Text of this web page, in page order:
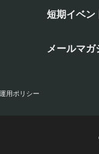
短期イベン
メールマガ
用ポリシー